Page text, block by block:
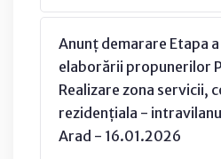
Anunț demarare Etapa
elaborării propunerilor
Realizare zona servicii,
rezidențiala -
Arad - 16.01.2026